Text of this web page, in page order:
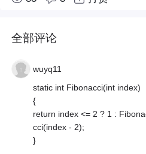
全部评论
wuyq11
static int Fibonacci(int index)
{
return index <= 2 ? 1 :
cci(index - 2);
}